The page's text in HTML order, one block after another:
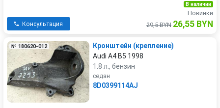
Консультация
В наличии
Новинки
29,5 BYN 26,55 BYN
№ 180620-012
Кронштейн (крепление)
Audi A4 B5 1998
1.8 л., бензин
седан
8D0399114AJ